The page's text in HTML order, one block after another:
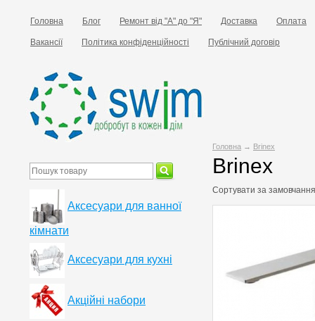
Головна Блог Ремонт від "А" до "Я" Доставка Оплата
Вакансії Політика конфіденційності Публічний договір
Головна → Brinex
Brinex
Сортувати за
Аксесуари для ванної
кімнати
Аксесуари для кухні
Акційні набори